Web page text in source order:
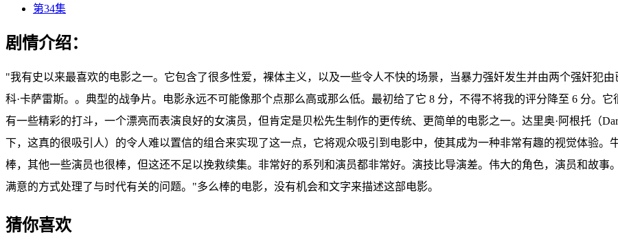
第34集
剧情介绍：
"我有史以来最喜欢的电影之一。它包含了很多性爱，裸体主义，以及一些令人不快的场景，当暴力强奸发生并由两个强奸犯
科·卡萨雷斯。。典型的战争片。电影永远不可能像那个点那么高或那么低。最初给了它 8 分，不得不将我的评分降至 6 分。
有一些精彩的打斗，一个漂亮而表演良好的女演员，但肯定是贝松先生制作的更传统、更简单的电影之一。达里奥·阿根托（
下，这真的很吸引人）的令人难以置信的组合来实现了这一点，它将观众吸引到电影中，使其成为一种非常有趣的视觉体验
棒，其他一些演员也很棒，但这还不足以挽救续集。非常好的系列和演员都非常好。演技比导演差。伟大的角色，演员和故
满意的方式处理了与时代有关的问题。"多么棒的电影，没有机会和文字来描述这部电影。
猜你喜欢